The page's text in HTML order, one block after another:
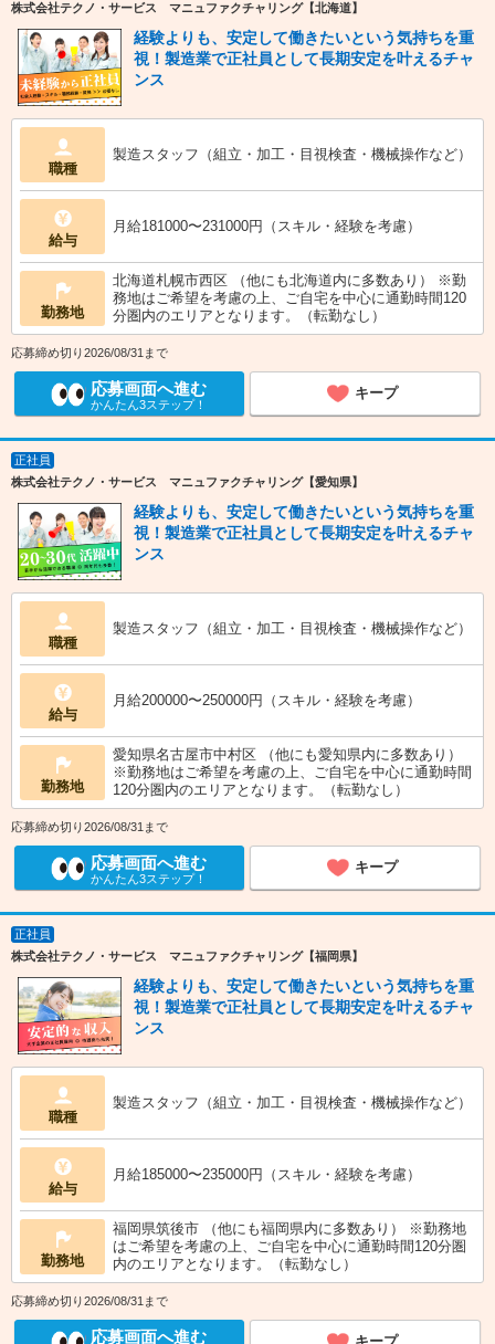
株式会社テクノ・サービス マニュファクチャリング【北海道】
経験よりも、安定して働きたいという気持ちを重
視！製造業で正社員として長期安定を叶えるチャ
ンス
職種
製造スタッフ（組立・加工・目視検査・機械操作など）
給与
月給181000〜231000円（スキル・経験を考慮）
勤務地
北海道札幌市西区 （他にも北海道内に多数あり） ※勤
務地はご希望を考慮の上、ご自宅を中心に通勤時間120
分圏内のエリアとなります。（転勤なし）
応募締め切り2026/08/31まで
応募画面へ進む
かんたん3ステップ！
キープ
正社員
株式会社テクノ・サービス マニュファクチャリング【愛知県】
経験よりも、安定して働きたいという気持ちを重
視！製造業で正社員として長期安定を叶えるチャ
ンス
職種
製造スタッフ（組立・加工・目視検査・機械操作など）
給与
月給200000〜250000円（スキル・経験を考慮）
勤務地
愛知県名古屋市中村区 （他にも愛知県内に多数あり）
※勤務地はご希望を考慮の上、ご自宅を中心に通勤時間
120分圏内のエリアとなります。（転勤なし）
応募締め切り2026/08/31まで
応募画面へ進む
かんたん3ステップ！
キープ
正社員
株式会社テクノ・サービス マニュファクチャリング【福岡県】
経験よりも、安定して働きたいという気持ちを重
視！製造業で正社員として長期安定を叶えるチャ
ンス
職種
製造スタッフ（組立・加工・目視検査・機械操作など）
給与
月給185000〜235000円（スキル・経験を考慮）
勤務地
福岡県筑後市 （他にも福岡県内に多数あり） ※勤務地
はご希望を考慮の上、ご自宅を中心に通勤時間120分圏
内のエリアとなります。（転勤なし）
応募締め切り2026/08/31まで
応募画面へ進む